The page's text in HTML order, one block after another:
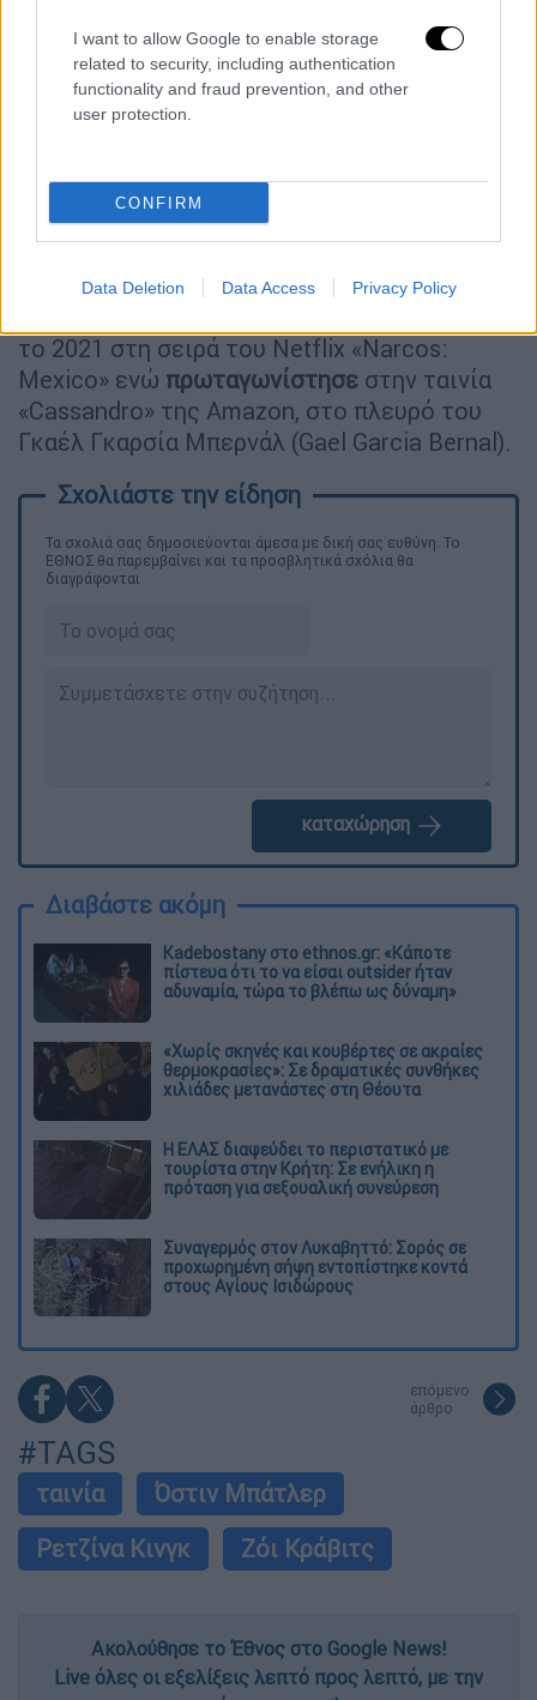
I want to allow Google to enable storage
related to security, including authentication
functionality and fraud prevention, and other
user protection.
CONFIRM
Data Deletion Data Access Privacy Policy
το 2021 στη σειρά του Netflix «Narcos:
Mexico» ενώ πρωταγωνίστησε στην ταινία
«Cassandro» της Amazon, στο πλευρό του
Γκαέλ Γκαρσία Μπερνάλ (Gael Garcia Bernal).
Τα σχολιά σας δημοσιεύονται άμεσα με δική σας ευθύνη. Το
ΕΘΝΟΣ θα παρεμβαίνει και τα προσβλητικά σχόλια θα
διαγράφονται
καταχώρηση
Διαβάστε ακόμη
Kadebostany στο ethnos.gr: «Κάποτε
πίστευα ότι το να είσαι outsider ήταν
αδυναμία, τώρα το βλέπω ως δύναμη»
«Χωρίς σκηνές και κουβέρτες σε ακραίες
θερμοκρασίες»: Σε δραματικές συνθήκες
χιλιάδες μετανάστες στη Θέουτα
Η ΕΛΑΣ διαψεύδει το περιστατικό με
τουρίστα στην Κρήτη: Σε ενήλικη η
πρόταση για σεξουαλική συνεύρεση
Συναγερμός στον Λυκαβηττό: Σορός σε
προχωρημένη σήψη εντοπίστηκε κοντά
στους Αγίους Ισιδώρους
επόμενο
άρθρο
#TAGS
ταινία
Όστιν Μπάτλερ
Ρετζίνα Κινγκ
Ζόι Κράβιτς
Ακολούθησε το Έθνος στο Google News!
Live όλες οι εξελίξεις λεπτό προς λεπτό, με την